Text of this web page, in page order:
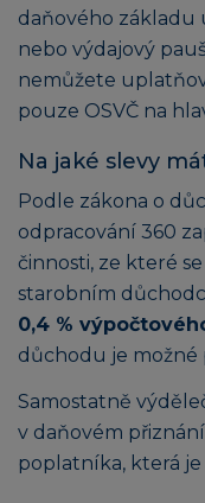
daňového základu
nebo výdajový
nemůžete
pouze OSVČ na
Na jaké slevy
Podle zákona o
odpracování 360
činnosti, ze které
starobním
0,4 %
důchodu je možné
Samostatně
v daňovém
poplatníka, která